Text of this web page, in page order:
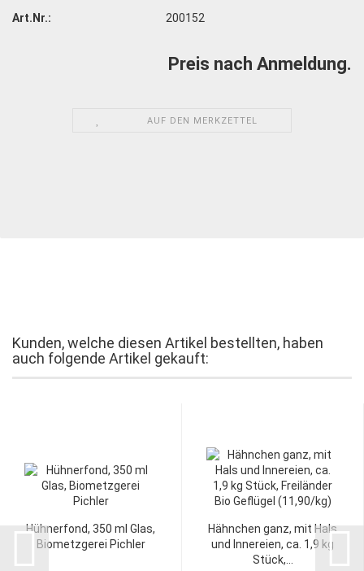
Art.Nr.: 200152
Preis nach Anmeldung.
AUF DEN MERKZETTEL
Kunden, welche diesen Artikel bestellten, haben
auch folgende Artikel gekauft:
Hühnerfond, 350 ml Glas,
Biometzgerei Pichler
Hähnchen ganz, mit Hals
und Innereien, ca. 1,9 kg
Stück,...